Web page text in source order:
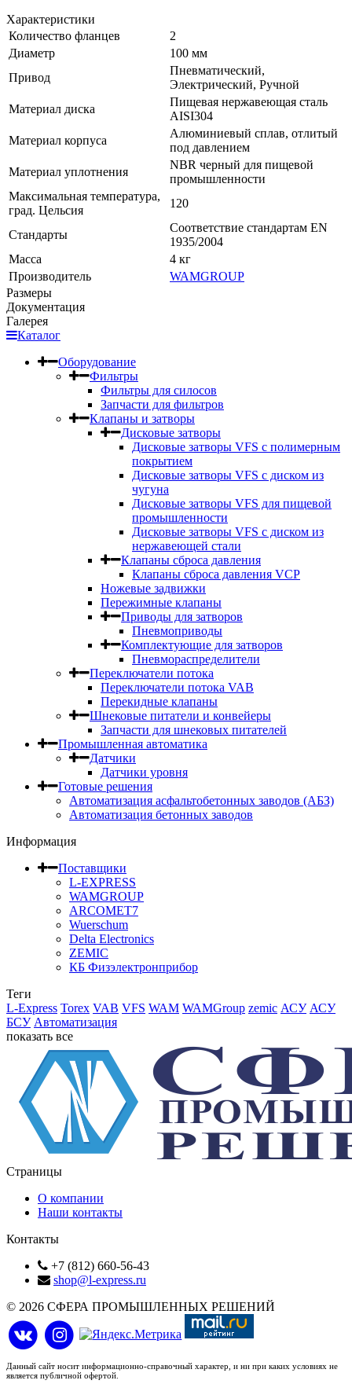
Характеристики
Количество фланцев
2
Диаметр
100 мм
Привод
Пневматический,
Электрический, Ручной
Материал диска
Пищевая нержавеющая сталь
AISI304
Материал корпуса
Алюминиевый сплав, отлитый
под давлением
Материал уплотнения
NBR черный для пищевой
промышленности
Максимальная температура,
град. Цельсия
120
Стандарты
Соответствие стандартам EN
1935/2004
Масса
4 кг
Производитель
WAMGROUP
Размеры
Документация
Галерея
Каталог
Оборудование
Фильтры
Фильтры для силосов
Запчасти для фильтров
Клапаны и затворы
Дисковые затворы
Дисковые затворы VFS c полимерным
покрытием
Дисковые затворы VFS с диском из
чугуна
Дисковые затворы VFS для пищевой
промышленности
Дисковые затворы VFS с диском из
нержавеющей стали
Клапаны сброса давления
Клапаны сброса давления VCP
Ножевые задвижки
Пережимные клапаны
Приводы для затворов
Пневмоприводы
Комплектующие для затворов
Пневмораспределители
Переключатели потока
Переключатели потока VAB
Перекидные клапаны
Шнековые питатели и конвейеры
Запчасти для шнековых питателей
Промышленная автоматика
Датчики
Датчики уровня
Готовые решения
Автоматизация асфальтобетонных заводов (АБЗ)
Автоматизация бетонных заводов
Информация
Поставщики
L-EXPRESS
WAMGROUP
ARCOMET7
Wuerschum
Delta Electronics
ZEMIC
КБ Физэлектронприбор
Теги
L-Express Torex VAB VFS WAM WAMGroup zemic АСУ АСУ
БСУ Автоматизация
показать все
Страницы
О компании
Наши контакты
Контакты
+7 (812) 660-56-43
shop@l-express.ru
© 2026 СФЕРА ПРОМЫШЛЕННЫХ РЕШЕНИЙ
Данный сайт носит информационно-справочный характер, и ни при каких условиях не
является публичной офертой.